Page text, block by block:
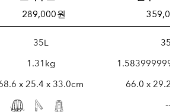
289,000 원
35L
1.31kg
x 25.4 x 33.0cm
359,000
35L
66.0 x 29.2 x
--